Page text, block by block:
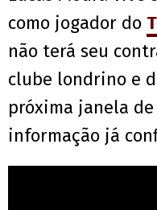
como jogador do
não terá seu
clube londrino e
próxima janela de
informação já